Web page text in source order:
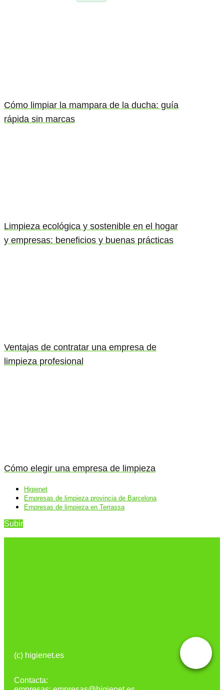
Cómo limpiar la mampara de la ducha: guía
rápida sin marcas
Limpieza ecológica y sostenible en el hogar
y empresas: beneficios y buenas prácticas
Ventajas de contratar una empresa de
limpieza profesional
Cómo elegir una empresa de limpieza
Higienet
Empresas de limpieza provincia de Barcelona
Empresas de limpieza en Terrassa
Subir
(c) higienet.es
Contacta: